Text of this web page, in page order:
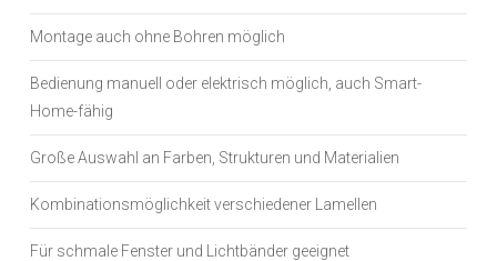
Montage auch ohne Bohren möglich
Bedienung manuell oder elektrisch möglich, auch Smart-
Home-fähig
Große Auswahl an Farben, Strukturen und Materialien
Kombinationsmöglichkeit verschiedener Lamellen
Für schmale Fenster und Lichtbänder geeignet